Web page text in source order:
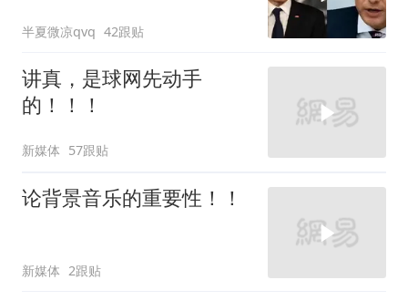
半夏微凉qvq 42跟贴
讲真，是球网先动手
的！！！
新媒体 57跟贴
论背景音乐的重要性！！
新媒体 2跟贴